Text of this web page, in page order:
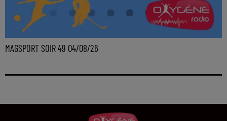
MAGSPORT SOIR 49 04/08/26